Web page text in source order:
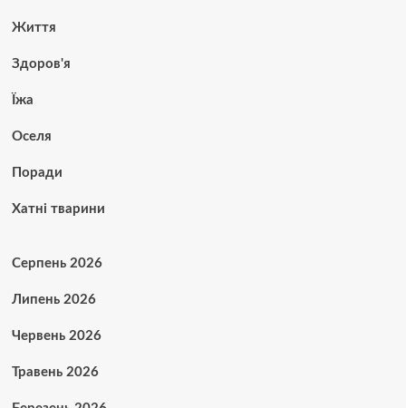
Життя
Здоров'я
Їжа
Оселя
Поради
Хатні тварини
Серпень 2026
Липень 2026
Червень 2026
Травень 2026